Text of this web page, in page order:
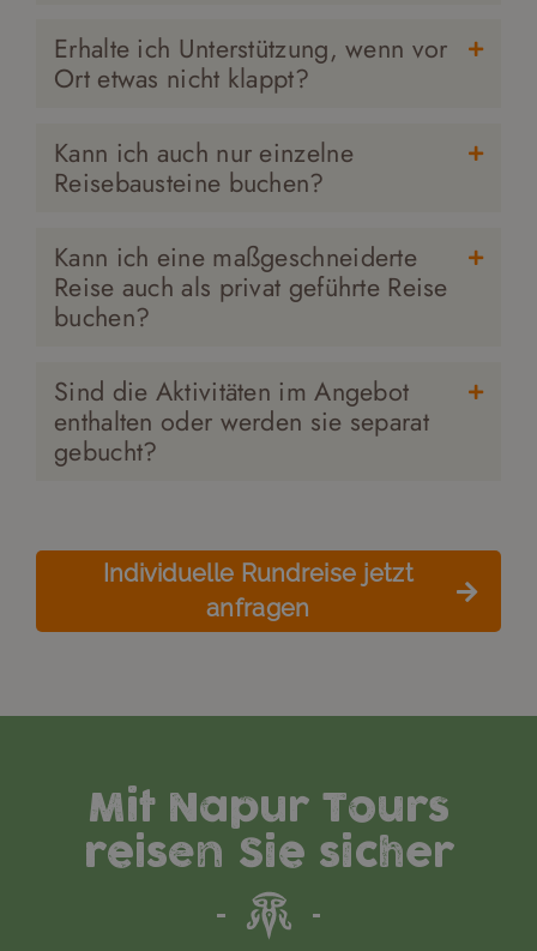
Erhalte ich Unterstützung, wenn vor
Ort etwas nicht klappt?
Kann ich auch nur einzelne
Reisebausteine buchen?
Kann ich eine maßgeschneiderte
Reise auch als privat geführte Reise
buchen?
Sind die Aktivitäten im Angebot
enthalten oder werden sie separat
gebucht?
Individuelle Rundreise jetzt
anfragen
Mit Napur Tours
reisen Sie sicher